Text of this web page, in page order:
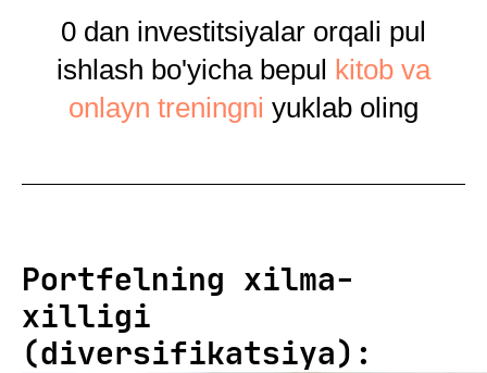
0 dan investitsiyalar orqali pul
ishlash bo'yicha bepul kitob va
onlayn treningni yuklab oling
Portfelning xilma-
xilligi
(diversifikatsiya):